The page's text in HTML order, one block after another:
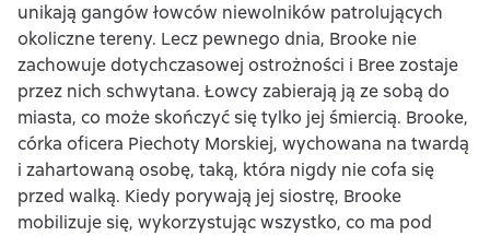
unikają gangów łowców niewolników patrolujących
okoliczne tereny. Lecz pewnego dnia, Brooke nie
zachowuje dotychczasowej ostrożności i Bree zostaje
przez nich schwytana. Łowcy zabierają ją ze sobą do
miasta, co może skończyć się tylko jej śmiercią. Brooke,
córka oficera Piechoty Morskiej, wychowana na twardą
i zahartowaną osobę, taką, która nigdy nie cofa się
przed walką. Kiedy porywają jej siostrę, Brooke
mobilizuje się, wykorzystując wszystko, co ma pod